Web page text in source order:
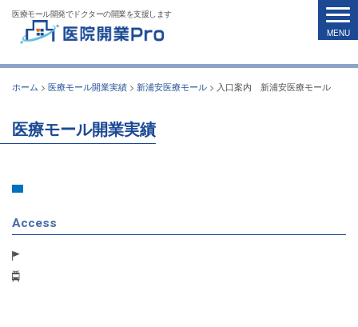
医療モール開発でドクターの開業を支援します
ホーム > 医療モール開業実績 > 新浦安医療モール > 入口案内 新浦安医療モール
医療モール開業実績
Access